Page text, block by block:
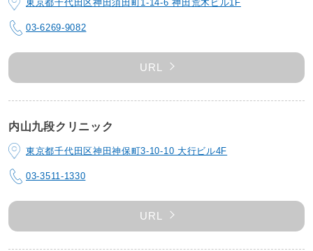
東京都千代田区神田須田町1-14-6 神田荒木ビル1F
03-6269-9082
URL
内山九段クリニック
東京都千代田区神田神保町3-10-10 大行ビル4F
03-3511-1330
URL